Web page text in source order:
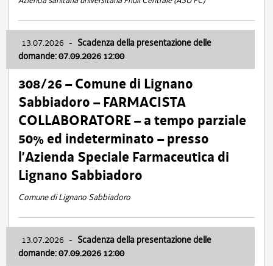
13.07.2026 - Scadenza della presentazione delle
domande: 07.09.2026 12:00
308/26 – Comune di Lignano
Sabbiadoro – FARMACISTA
COLLABORATORE – a tempo parziale
50% ed indeterminato – presso
l’Azienda Speciale Farmaceutica di
Lignano Sabbiadoro
Comune di Lignano Sabbiadoro
13.07.2026 - Scadenza della presentazione delle
domande: 07.09.2026 12:00